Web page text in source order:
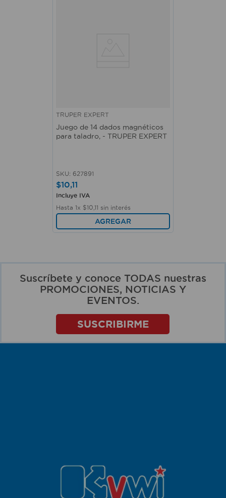
TRUPER EXPERT
Juego de 14 dados magnéticos
para taladro, - TRUPER EXPERT
SKU: 627891
$10,11
Incluye IVA
Hasta 1x $10 11 sin interés
AGREGAR
Suscríbete y conoce TODAS nuestras
PROMOCIONES, NOTICIAS Y
EVENTOS.
SUSCRIBIRME